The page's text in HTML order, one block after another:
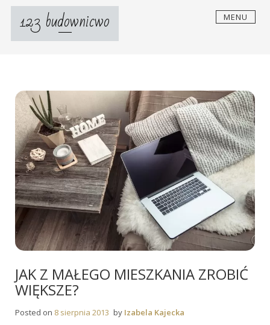
Skip
123 budownicwo MENU
JAK Z MAŁEGO MIESZKANIA ZROBIĆ
WIĘKSZE?
Posted on 8 sierpnia 2013 by Izabela Kajecka